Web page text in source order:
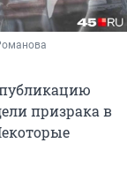
призрака в